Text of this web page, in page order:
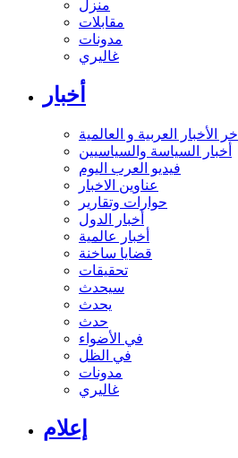
منزل
مقابلات
مدونات
غاليري
أخبار
أخر الأخبار العربية و العالمية
أخبار السياسة والسياسيين
فيديو العرب اليوم
عناوين الاخبار
حوارات وتقارير
أخبار الدول
أخبار عالمية
قضايا ساخنة
تحقيقات
سيحدث
يحدث
حدث
في الأضواء
في الظل
مدونات
غاليري
إعلام